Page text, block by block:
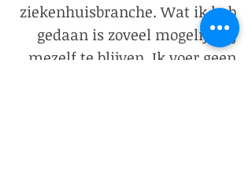
ziekenhuisbranche. Wat ik heb
gedaan is zoveel mogelijk bij
mezelf te blijven. Ik voer geen